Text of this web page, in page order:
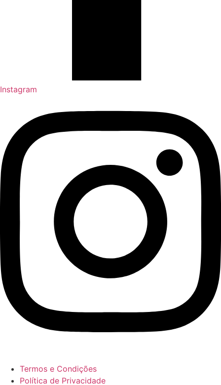
Instagram
Termos e Condições
Política de Privacidade